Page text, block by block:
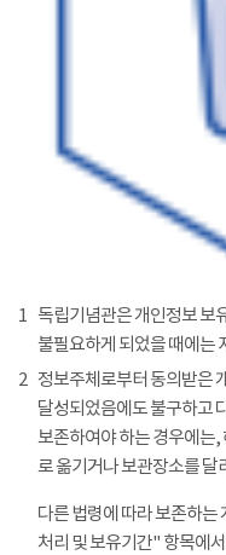
1 독립기념관은 개인정보 보
불필요하게 되었을 때에는
2 정보주체로부터 동의받은
달성되었음에도 불구하고
보존하여야 하는 경우에는
로 옮기거나 보관장소를 달
다른 법령에 따라 보존하는
처리 및 보유기간" 항목에